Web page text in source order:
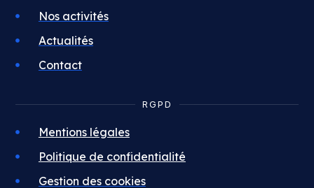
Nos activités
Actualités
Contact
RGPD
Mentions légales
Politique de confidentialité
Gestion des cookies